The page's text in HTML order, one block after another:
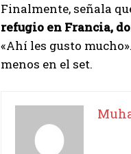
Finalmente, señala
refugio en Francia,
«Ahí les gusto
menos en el set.